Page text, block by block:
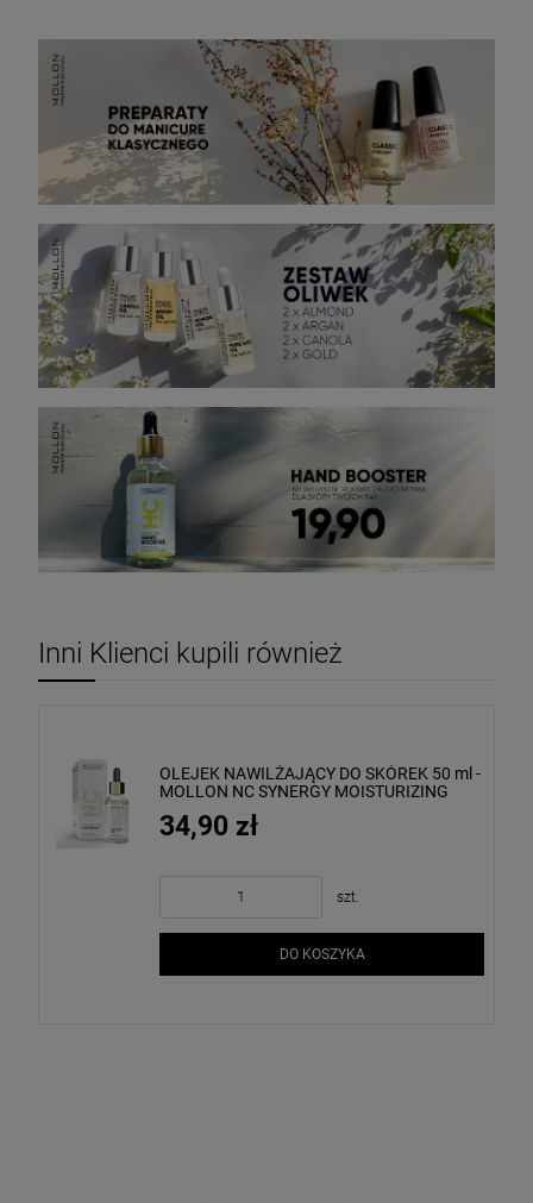
Inni Klienci kupili również
OLEJEK NAWILŻAJĄCY DO SKÓREK 50 ml -
MOLLON NC SYNERGY MOISTURIZING
34,90 zł
szt.
DO KOSZYKA